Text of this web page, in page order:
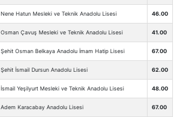
Nene Hatun Mesleki ve Teknik Anadolu Lisesi 46.00
Osman Çavuş Mesleki ve Teknik Anadolu Lisesi 41.00
Şehit Osman Belkaya Anadolu İmam Hatip Lisesi 67.00
Şehit İsmail Dursun Anadolu Lisesi 62.00
İsmail Yeşilyurt Mesleki ve Teknik Anadolu Lisesi 48.00
Adem Karacabay Anadolu Lisesi 67.00